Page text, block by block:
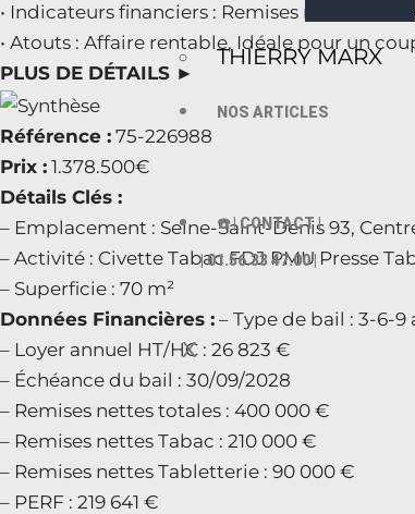
THIERRY MARX
NOS ARTICLES
☎️ | CONTACT |
| 01.56.33 47.00 |
X
• Indicateurs financiers : Remises nettes
• Atouts : Affaire rentable, Idéale pour un
PLUS DE DÉTAILS ►
Référence : 75-226988
Prix : 1.378.500€
Détails Clés :
– Emplacement : Seine-Saint-Denis 93,
– Activité : Civette Tabac FDJ PMU Presse
– Superficie : 70 m²
Données Financières : – Type de bail : 3-6-9
– Loyer annuel HT/HC : 26 823 €
– Échéance du bail : 30/09/2028
– Remises nettes totales : 400 000 €
– Remises nettes Tabac : 210 000 €
– Remises nettes Tabletterie : 90 000 €
– PERF : 219 641 €